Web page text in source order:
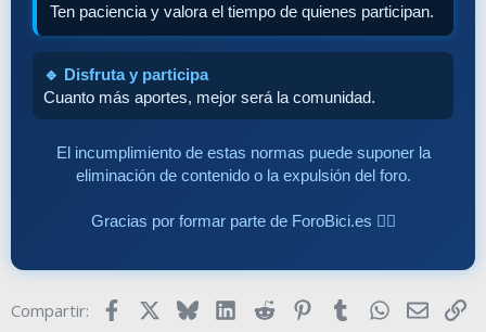
Ten paciencia y valora el tiempo de quienes participan.
🔹 Disfruta y participa
Cuanto más aportes, mejor será la comunidad.
El incumplimiento de estas normas puede suponer la
eliminación de contenido o la expulsión del foro.
Gracias por formar parte de ForoBici.es 🚴‍♂️
Compartir: Facebook BlueskyLinkedIn
Reddit Pinterest
TumblrWhatsApp
Email